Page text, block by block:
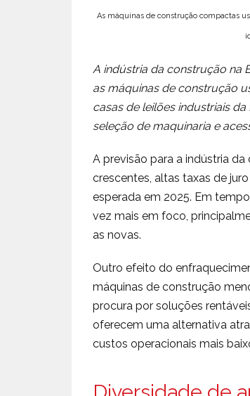
As máquinas de construção compactas
A indústria da construção na
as máquinas de construção
casas de leilões industriais
seleção de maquinaria e
A previsão para a indústria
crescentes, altas taxas de
esperada em 2025. Em
vez mais em foco,
as novas.
Outro efeito do
máquinas de construção
procura por soluções
oferecem uma alternativa
custos operacionais mais